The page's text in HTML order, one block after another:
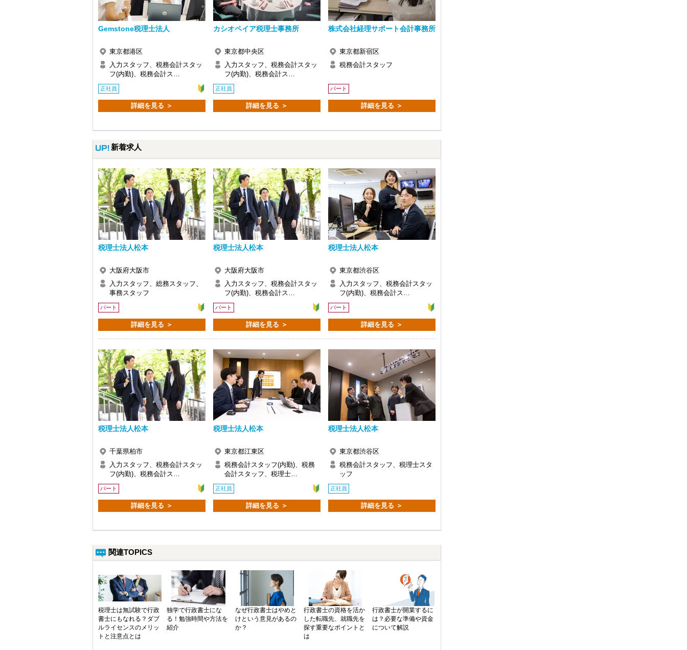
前向きに検討するのでぜひご相談ください。
【時間優先の働き方で、新しいキャリアを見つけられます】
まずはお試しで税務に触れてみたい方、勉強と並行して実務経験を積みたい方など、
Gemstone税理士法人
東京都港区
入力スタッフ、税務会計スタッ
フ(内勤)、税務会計ス…
正社員
詳細を見る ＞
カシオペイア税理士事務所
東京都中央区
入力スタッフ、税務会計スタッ
フ(内勤)、税務会計ス…
正社員
詳細を見る ＞
株式会社経理サポート会計事務所
東京都新宿区
税務会計スタッフ
パート
詳細を見る ＞
新着求人
税理士法人松本
大阪府大阪市
入力スタッフ、総務スタッフ、
事務スタッフ
パート
詳細を見る ＞
税理士法人松本
大阪府大阪市
入力スタッフ、税務会計スタッ
フ(内勤)、税務会計ス…
パート
詳細を見る ＞
税理士法人松本
東京都渋谷区
入力スタッフ、税務会計スタッ
フ(内勤)、税務会計ス…
パート
詳細を見る ＞
税理士法人松本
千葉県柏市
入力スタッフ、税務会計スタッ
フ(内勤)、税務会計ス…
パート
詳細を見る ＞
税理士法人松本
東京都江東区
税務会計スタッフ(内勤)、税務
会計スタッフ、税理士…
正社員
詳細を見る ＞
税理士法人松本
東京都渋谷区
税務会計スタッフ、税理士スタ
ッフ
正社員
詳細を見る ＞
関連TOPICS
税理士は無試験で行政
書士にもなれる？ダブ
ルライセンスのメリッ
トと注意点とは
独学で行政書士にな
る！勉強時間や方法を
紹介
なぜ行政書士はやめと
けという意見があるの
か？
行政書士の資格を活か
した転職先、就職先を
探す重要なポイントと
は
行政書士が開業するに
は？必要な準備や資金
について解説